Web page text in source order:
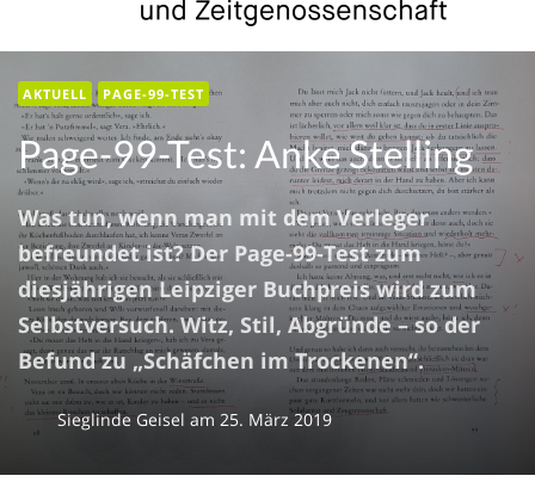
tell
Magazin für Literatur und Zeitgenossenschaft
AKTUELL PAGE-99-TEST
Page-99-Test: Anke Stelling
Was tun, wenn man mit dem Verleger
befreundet ist? Der Page-99-Test zum
diesjährigen Leipziger Buchpreis wird zum
Selbstversuch. Witz, Stil, Abgründe – so der
Befund zu „Schäfchen im Trockenen“.
Sieglinde Geisel am 25. März 2019